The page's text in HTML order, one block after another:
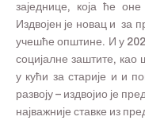
заједнице, која ће
Издвојен је новац и за
учешће општине. И у
социјалне заштите,
у кући за старије и и
развоју – издвојио је
најважније ставке из